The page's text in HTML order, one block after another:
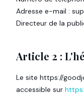
Adresse e-mail :
Directeur de la
Article 2 :
Le site https://
accessible sur